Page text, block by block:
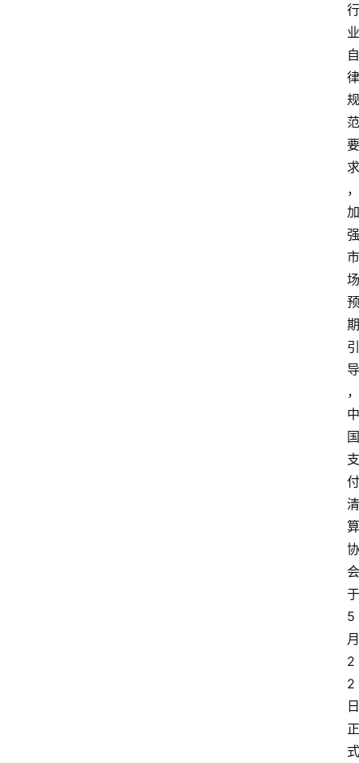
行
业
自
律
规
范
要
求
，
加
强
市
场
预
期
引
导
，
中
国
支
付
清
算
协
会
于
5
月
2
2
日
正
式